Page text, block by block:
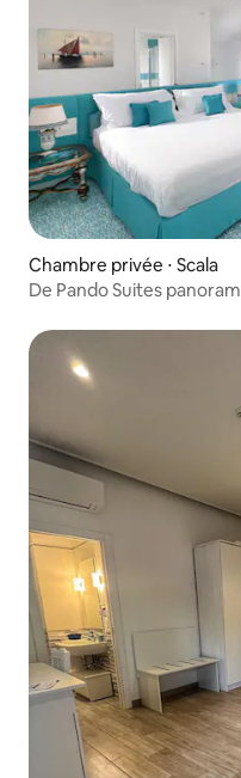
Chambre privée ⋅ Scala
De Pando Suites